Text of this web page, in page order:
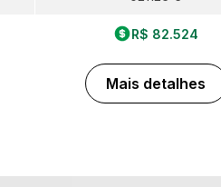
R$ 82.524
Mais detalhes